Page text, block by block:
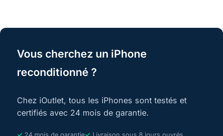
Vous cherchez un iPhone
reconditionné ?
Chez iOutlet, tous les iPhones sont testés et
certifiés avec 24 mois de garantie.